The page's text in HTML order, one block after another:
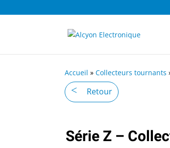
Accueil » Collecteurs tournants
Retour
Série Z –